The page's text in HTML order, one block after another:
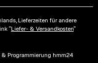
Lieferzeiten für andere
"Liefer- & Versandkosten"
Programmierung hmm24